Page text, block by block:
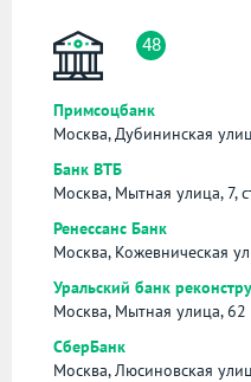
48
Примсоцбанк
Москва, Дубининская
Банк ВТБ
Москва, Мытная улица, 7,
Ренессанс Банк
Москва, Кожевническая
Уральский банк
Москва, Мытная улица, 62
СберБанк
Москва, Люсиновская